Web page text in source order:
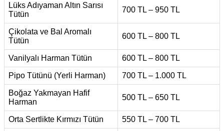
Lüks Adıyaman Altın Sarısı
Tütün
700 TL – 950 TL
Çikolata ve Bal Aromalı
Tütün
600 TL – 800 TL
Vanilyalı Harman Tütün 600 TL – 800 TL
Pipo Tütünü (Yerli Harman) 700 TL – 1.000 TL
Boğaz Yakmayan Hafif
Harman
500 TL – 650 TL
Orta Sertlikte Kırmızı Tütün 550 TL – 700 TL